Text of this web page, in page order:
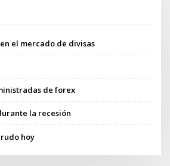
el mercado de divisas
de forex
la recesión
hoy